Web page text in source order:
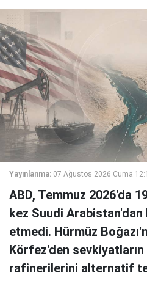
Yayınlanma: 07 Ağustos 2026 Cuma
ABD, Temmuz 2026'da
kez Suudi
etmedi. Hürmüz
Körfez'den
rafinerilerini alternatif